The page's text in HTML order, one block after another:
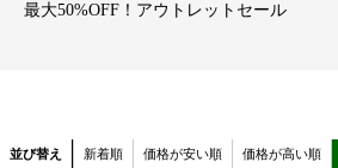
最大50%OFF！アウトレットセール
並び替え 新着順 価格が安い順 価格が高い順